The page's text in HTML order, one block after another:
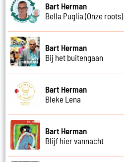
Bart Herman
Bella Puglia (Onze roots)
Bart Herman
Bij het buitengaan
Bart Herman
Bleke Lena
Bart Herman
Blijf hier vannacht